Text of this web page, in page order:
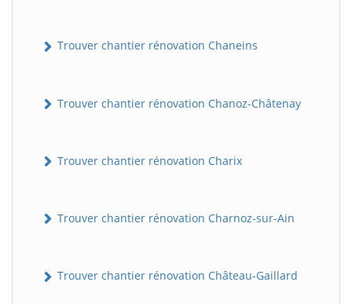
Trouver chantier rénovation Chaneins
Trouver chantier rénovation Chanoz-Châtenay
Trouver chantier rénovation Charix
Trouver chantier rénovation Charnoz-sur-Ain
Trouver chantier rénovation Château-Gaillard